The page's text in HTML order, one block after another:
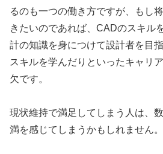
るのも一つの働き方ですが、もし
きたいのであれば、CADのスキル
計の知識を身につけて設計者を目
スキルを学んだりといったキャリ
欠です。
現状維持で満足してしまう人は、
満を感じてしまうかもしれません。